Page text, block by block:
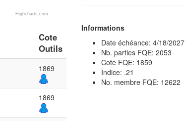
Highcharts.com
Cote
Outils
1869
1869
Informations
Date échéance: 4/18/2027
Nb. parties FQE: 2053
Cote FQE: 1859
Indice: .21
No. membre FQE: 12622